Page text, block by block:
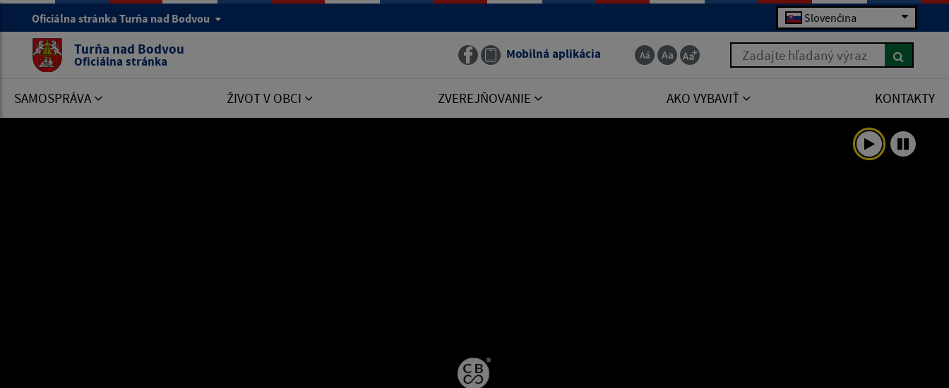
Oficiálna stránka Turňa nad Bodvou Slovenčina
Turňa nad Bodvou
Oficiálna stránka Mobilná aplikácia Zadajte hľadaný výraz
SAMOSPRÁVA ŽIVOT V OBCI ZVEREJŇOVANIE AKO VYBAVIŤ KONTAKTY